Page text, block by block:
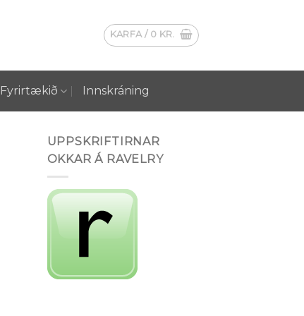
KARFA / 0 KR.
Fyrirtækið Innskráning
UPPSKRIFTIRNAR
OKKAR Á RAVELRY